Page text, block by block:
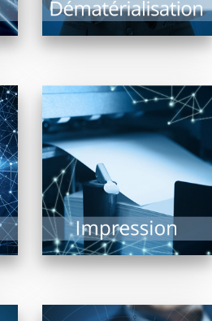
EN SAVOIR PLUS
Impression de
documents, photos,
plans grands formats,
l’imprimante est
indissociable d’un
système informatique.
De nombreuses
technologies...
EN SAVOIR PLUS